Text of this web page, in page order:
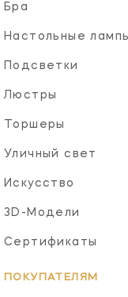
Бра
Настольные
Подсветки
Люстры
Торшеры
Уличный свет
Искусство
3D-Модели
Сертификаты
ПОКУПАТЕЛЯМ